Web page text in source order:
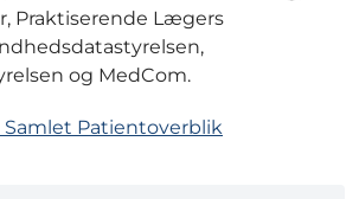
Praktiserende Lægers
og MedCom.
Patientoverblik